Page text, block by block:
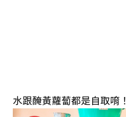
水跟醃黃蘿蔔都是自取唷！